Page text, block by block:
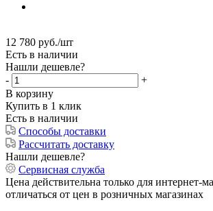
12 780 руб./шт
Есть в наличии
Нашли дешевле?
-
+
В корзину
Купить в 1 клик
Есть в наличии
Способы доставки
Рассчитать доставку
Нашли дешевле?
Сервисная служба
Цена действительна только для интернет-
отличаться от цен в розничных магазинах